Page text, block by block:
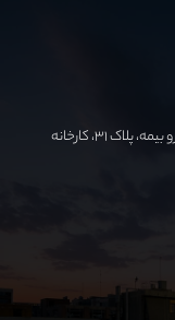
تهران، میدان آزادی، اتوبان لشگری، بعد از ایستگاه مترو بیمه، پلاک ۳۱، کارخانه